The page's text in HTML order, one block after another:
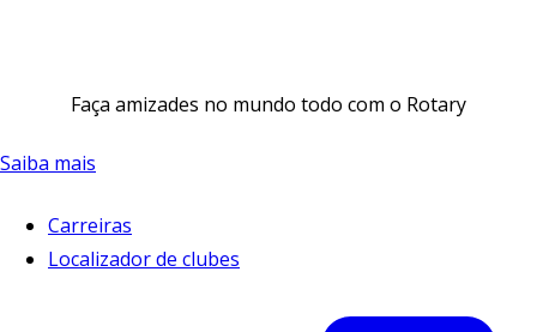
Faça amizades no mundo todo com o Rotary
Saiba mais
Carreiras
Localizador de clubes